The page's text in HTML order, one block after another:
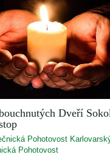
Dveří
Pohotovost
Pohotovost